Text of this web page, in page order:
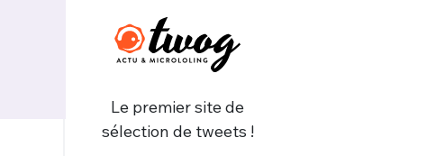
Le premier site de
sélection de tweets !